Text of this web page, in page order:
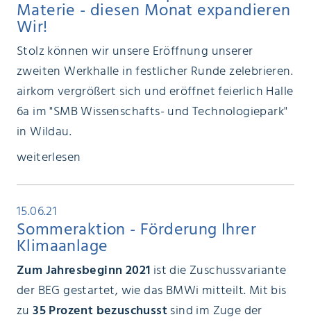
Materie - diesen Monat expandieren
Wir!
Stolz können wir unsere Eröffnung unserer
zweiten Werkhalle in festlicher Runde zelebrieren.
airkom vergrößert sich und eröffnet feierlich Halle
6a im "SMB Wissenschafts- und Technologiepark"
in Wildau.
weiterlesen
15.06.21
Sommeraktion - Förderung Ihrer
Klimaanlage
Zum Jahresbeginn 2021 ist die Zuschussvariante
der BEG gestartet, wie das BMWi mitteilt. Mit bis
zu35 Prozent bezuschusstsind im Zuge der